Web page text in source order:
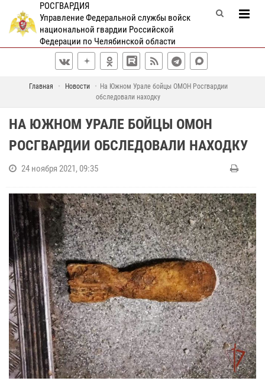
РОСГВАРДИЯ
Управление Федеральной службы войск
национальной гвардии Российской
Федерации по Челябинской области
Главная Новости
На Южном Урале бойцы ОМОН Росгвардии
обследовали находку
НА ЮЖНОМ УРАЛЕ БОЙЦЫ ОМОН
РОСГВАРДИИ ОБСЛЕДОВАЛИ НАХОДКУ
24 ноября 2021, 09:35